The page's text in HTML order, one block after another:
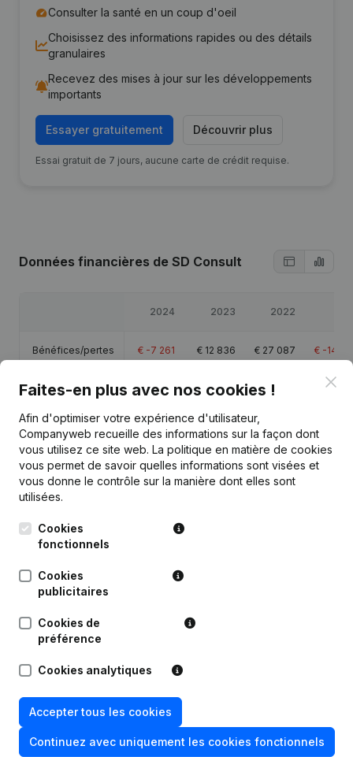
Consulter la santé en un coup d'oeil
Choisissez des informations rapides ou des détails
granulaires
Recevez des mises à jour sur les développements
importants
Essayer gratuitement Découvrir plus
Essai gratuit de 7 jours, aucune carte de crédit requise.
Données financières de SD Consult
2024 2023 2022
Bénéfices/pertes € -7 261 € 12 836 € 27 087 € -14
Capitaux propres €66 428 € 73 688 €60 852 33
Marge brute -2 084 €21 245 € 35 987 €
Publications de SD Consult
Date Publication
05-09-2023
Demissions, Nominations -
Assemblée générale - Année
27-12-2018
Personne Morale, Ouverture
Succursale, etc...)
Faites-en plus avec nos cookies !
Afin d'optimiser votre expérience d'utilisateur,
Companyweb recueille des informations sur la façon dont
vous utilisez ce site web. La politique en matière de cookies
vous permet de savoir quelles informations sont visées et
vous donne le contrôle sur la manière dont elles sont
utilisées.
Cookies
fonctionnels
Cookies
publicitaires
Cookies de
préférence
Cookies analytiques
Accepter tous les cookies
Continuez avec uniquement les cookies fonctionnels